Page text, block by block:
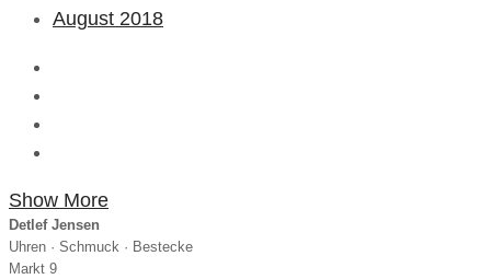
August 2018
Show More
Uhren · Schmuck · Bestecke
Markt 9